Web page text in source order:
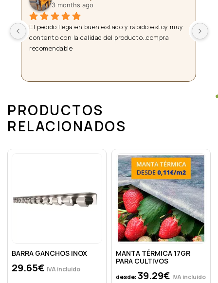
3 months ago
Muy recomendable .. amables y todo super rápido
PRODUCTOS
RELACIONADOS
BARRA GANCHOS INOX
29.65€ IVA incluido
MANTA TÉRMICA 17GR
PARA CULTIVOS
desde:39.29€ IVA incluido